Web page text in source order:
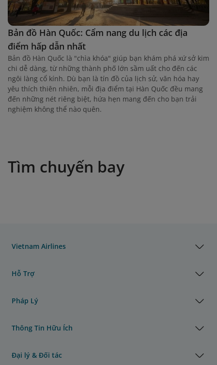
Bản đồ Hàn Quốc: Cẩm nang du lịch các địa
điểm hấp dẫn nhất
Bản đồ Hàn Quốc là "chìa khóa" giúp bạn khám phá xứ sở kim
chi dễ dàng, từ những thành phố lớn sầm uất cho đến các
ngôi làng cổ kính. Dù bạn là tín đồ của lịch sử, văn hóa hay
yêu thích thiên nhiên, mỗi địa điểm tại Hàn Quốc đều mang
đến những nét riêng biệt, hứa hẹn mang đến cho bạn trải
nghiệm không thể nào quên.
Tìm chuyến bay
Vietnam Airlines
Hỗ Trợ
Pháp Lý
Thông Tin Hữu Ích
Đại lý & Đối tác